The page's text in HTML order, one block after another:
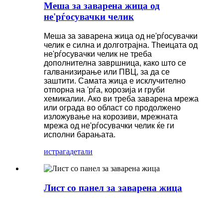
Меша за заварена жица од
не'рѓосувачки челик
Меша за заварена жица од не'рѓосувачки
челик е силна и долготрајна. Theицата од
не'рѓосувачки челик не треба
дополнителна завршница, како што се
галванизирање или ПВЦ, за да се
заштити. Самата жица е исклучително
отпорна на 'рѓа, корозија и груби
хемикалии. Ако ви треба заварена мрежа
или ограда во област со продолжено
изложување на корозиви, мрежната
мрежа од не'рѓосувачки челик ќе ги
исполни барањата.
истрагадетали
Лист со панел за заварена жица